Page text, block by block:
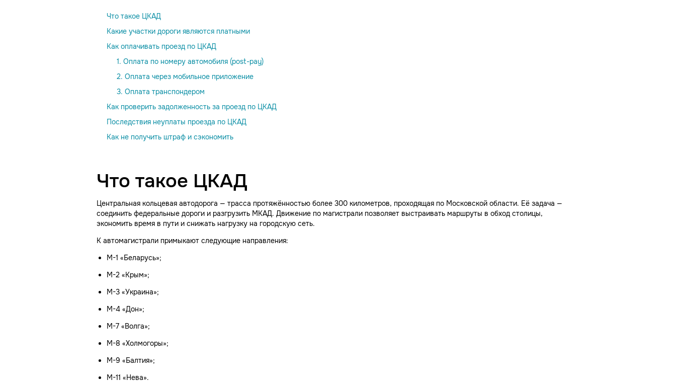
Что такое ЦКАД
Какие участки дороги являются платными
Как оплачивать проезд по ЦКАД
1. Оплата по номеру автомобиля (post-pay)
2. Оплата через мобильное приложение
3. Оплата транспондером
Как проверить задолженность за проезд по ЦКАД
Последствия неуплаты проезда по ЦКАД
Как не получить штраф и сэкономить
Что такое ЦКАД
Центральная кольцевая автодорога — трасса протяжённостью более 300 километров, проходящая по Московской области. Её задача —
соединить федеральные дороги и разгрузить МКАД. Движение по магистрали позволяет выстраивать маршруты в обход столицы,
экономить время в пути и снижать нагрузку на городскую сеть.
К автомагистрали примыкают следующие направления:
М-1 «Беларусь»;
М-2 «Крым»;
М-3 «Украина»;
М-4 «Дон»;
М-7 «Волга»;
М-8 «Холмогоры»;
М-9 «Балтия»;
М-11 «Нева».